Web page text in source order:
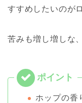
すすめしたいのが
苦みも増し増しな
ホップの香